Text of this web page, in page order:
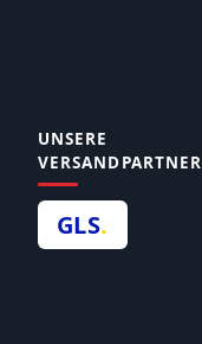
UNSERE
VERSANDPARTNER
GLS.